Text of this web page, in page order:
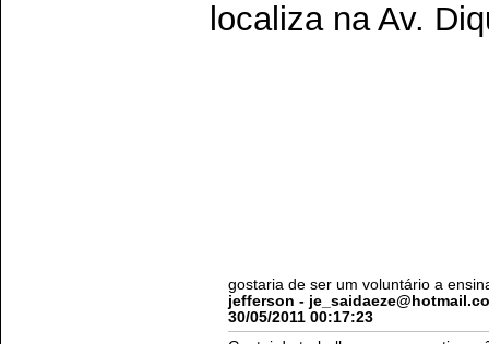
localiza na Av.